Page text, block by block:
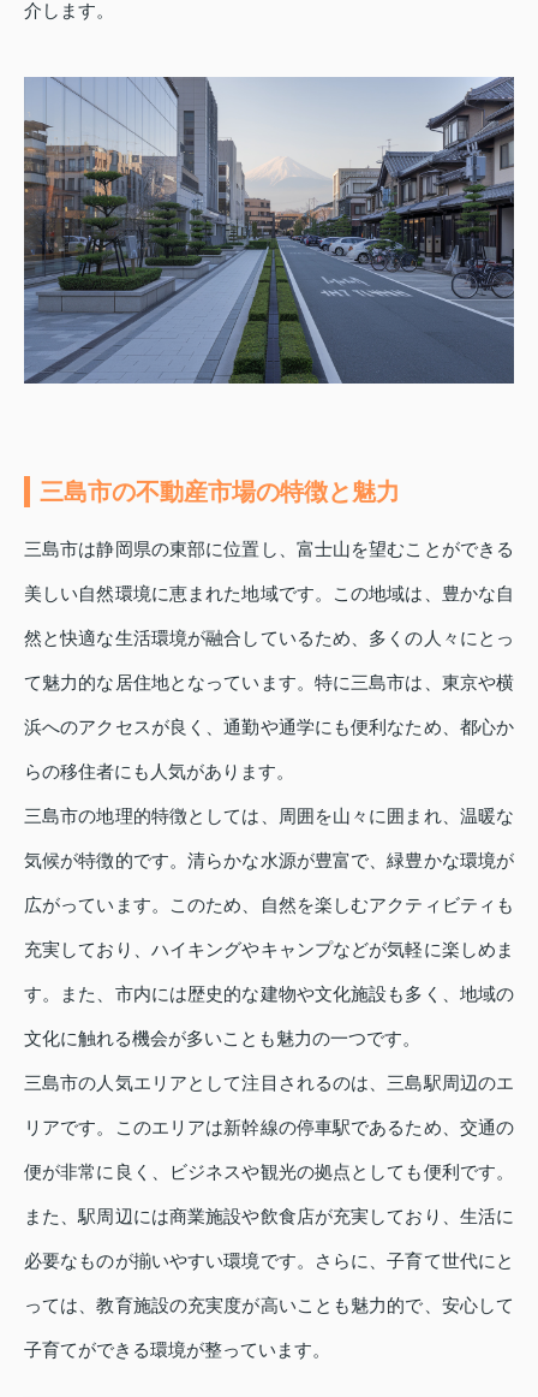
介します。
三島市の不動産市場の特徴と魅力
三島市は静岡県の東部に位置し、富士山を望むことができる
美しい自然環境に恵まれた地域です。この地域は、豊かな自
然と快適な生活環境が融合しているため、多くの人々にとっ
て魅力的な居住地となっています。特に三島市は、東京や横
浜へのアクセスが良く、通勤や通学にも便利なため、都心か
らの移住者にも人気があります。
三島市の地理的特徴としては、周囲を山々に囲まれ、温暖な
気候が特徴的です。清らかな水源が豊富で、緑豊かな環境が
広がっています。このため、自然を楽しむアクティビティも
充実しており、ハイキングやキャンプなどが気軽に楽しめま
す。また、市内には歴史的な建物や文化施設も多く、地域の
文化に触れる機会が多いことも魅力の一つです。
三島市の人気エリアとして注目されるのは、三島駅周辺のエ
リアです。このエリアは新幹線の停車駅であるため、交通の
便が非常に良く、ビジネスや観光の拠点としても便利です。
また、駅周辺には商業施設や飲食店が充実しており、生活に
必要なものが揃いやすい環境です。さらに、子育て世代にと
っては、教育施設の充実度が高いことも魅力的で、安心して
子育てができる環境が整っています。